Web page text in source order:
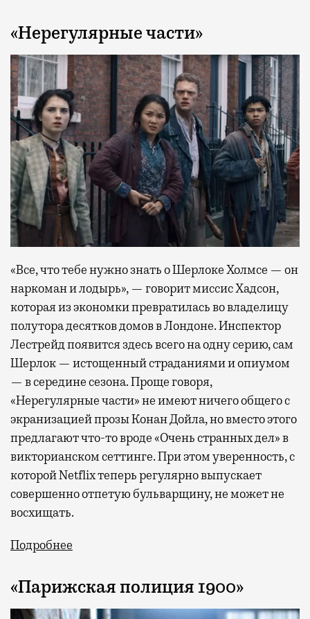
«Нерегулярные части»
«Все, что тебе нужно знать о Шерлоке Холмсе — он
наркоман и лодырь», — говорит миссис Хадсон,
которая из экономки превратилась во владелицу
полутора десятков домов в Лондоне. Инспектор
Лестрейд появится здесь всего на одну серию, сам
Шерлок — истощенный страданиями и опиумом
— в середине сезона. Проще говоря,
«Нерегулярные части» не имеют ничего общего с
экранизацией прозы Конан Дойла, но вместо этого
предлагают что-то вроде «Очень странных дел» в
викторианском сеттинге. При этом уверенность, с
которой Netflix теперь регулярно выпускает
совершенно отпетую бульварщину, не может не
восхищать.
Подробнее
«Парижская полиция 1900»